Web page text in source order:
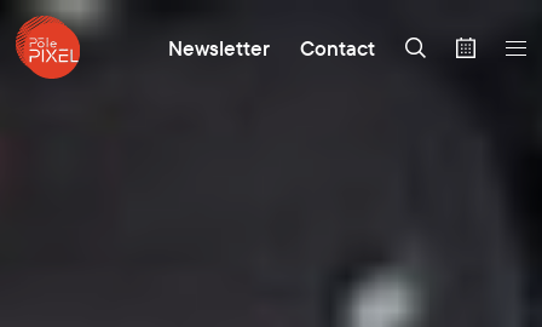
Newsletter Contact